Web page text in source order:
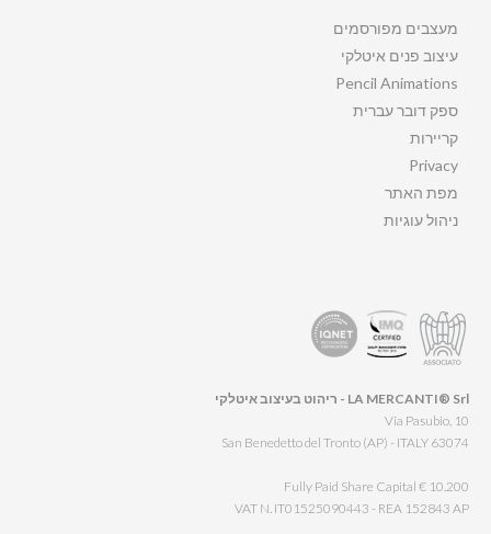
מעצבים מפורסמים
עיצוב פנים איטלקי
Pencil Animations
ספק דובר עברית
קריירות
Privacy
מפת האתר
ניהול עוגיות
LA MERCANTI® Srl - ריהוט בעיצוב איטלקי
Via Pasubio, 10
63074 San Benedetto del Tronto (AP) - ITALY
Fully Paid Share Capital € 10.200
VAT N. IT01525090443 - REA 152843 AP